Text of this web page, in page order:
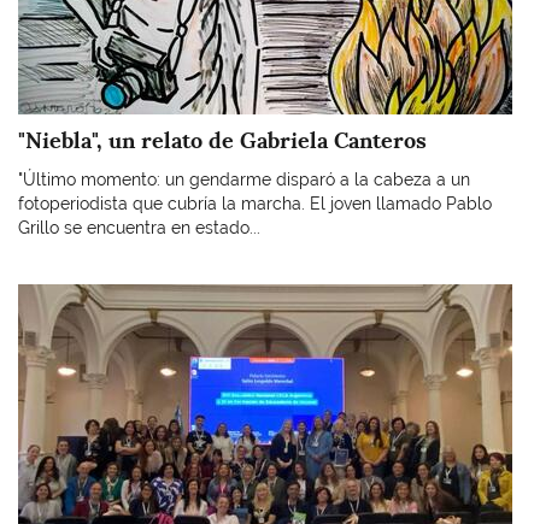
"Niebla", un relato de Gabriela Canteros
"Último momento: un gendarme disparó a la cabeza a un
fotoperiodista que cubría la marcha. El joven llamado Pablo
Grillo se encuentra en estado...
Imagen